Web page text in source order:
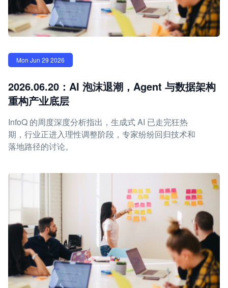
Mon Jun 29 2026
2026.06.20：AI 泡沫退潮，Agent 与数据架构
重构产业底层
InfoQ 的周度深度分析指出，生成式 AI 已走完狂热
期，行业正进入理性调整阶段，专家纷纷回归技术和
落地路径的讨论。